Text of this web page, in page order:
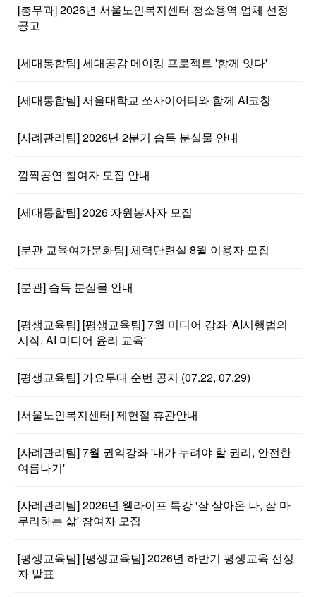
[총무과] 2026년 서울노인복지센터 청소용역 업체 선정
공고
[세대통합팀] 세대공감 메이킹 프로젝트 '함께 잇다'
[세대통합팀] 서울대학교 쏘사이어티와 함께 AI코칭
[사례관리팀] 2026년 2분기 습득 분실물 안내
깜짝공연 참여자 모집 안내
[세대통합팀] 2026 자원봉사자 모집
[분관 교육여가문화팀] 체력단련실 8월 이용자 모집
[분관] 습득 분실물 안내
[평생교육팀] [평생교육팀] 7월 미디어 강좌 'AI시행법의
시작, AI 미디어 윤리 교육'
[평생교육팀] 가요무대 순번 공지 (07.22, 07.29)
[서울노인복지센터] 제헌절 휴관안내
[사례관리팀] 7월 권익강좌 '내가 누려야 할 권리, 안전한
여름나기'
[사례관리팀] 2026년 웰라이프 특강 '잘 살아온 나, 잘 마
무리하는 삶' 참여자 모집
[평생교육팀] [평생교육팀] 2026년 하반기 평생교육 선정
자 발표